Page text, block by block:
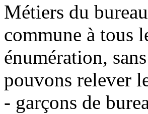
Métiers du
commune à tous
énumération,
pouvons relever
- garçons de